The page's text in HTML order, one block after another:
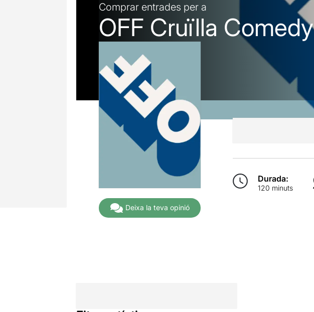
Comprar entrades per a
OFF Cruïlla Comedy
Deixa la teva opinió
Durada:
120 minuts